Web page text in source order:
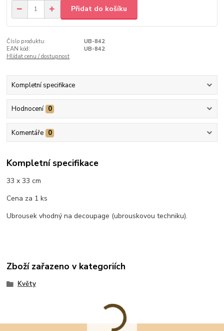
Přidat do košíku
Číslo produktu:
UB-842
EAN kód:
UB-842
Hlídat cenu / dostupnost
Kompletní specifikace
Hodnocení 0
Komentáře 0
Kompletní specifikace
33 x 33 cm
Cena za 1 ks
Ubrousek vhodný na decoupage (ubrouskovou techniku).
Zboží zařazeno v kategoriích
Květy